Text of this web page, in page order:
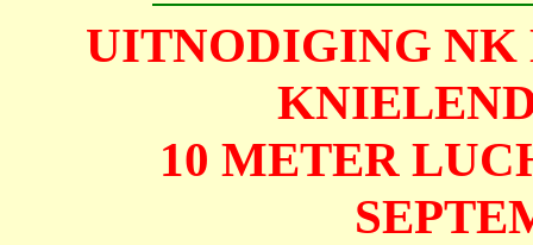
UITNODIGING
10 METER